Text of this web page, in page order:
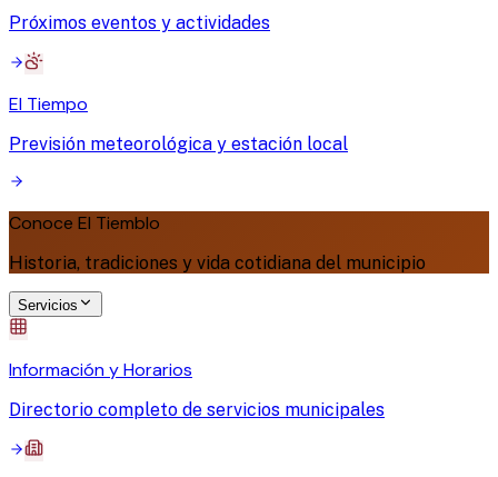
Próximos eventos y actividades
El Tiempo
Previsión meteorológica y estación local
Conoce El Tiemblo
Historia, tradiciones y vida cotidiana del municipio
Servicios
Información y Horarios
Directorio completo de servicios municipales